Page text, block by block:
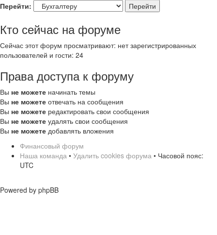
Перейти:
Кто сейчас на форуме
Сейчас этот форум просматривают: нет зарегистрированных
пользователей и гости: 24
Права доступа к форуму
Вы не можете начинать темы
Вы не можете отвечать на сообщения
Вы не можете редактировать свои сообщения
Вы не можете удалять свои сообщения
Вы не можете добавлять вложения
Финансовый форум
Наша команда • Удалить cookies форума • Часовой пояс:
UTC
Powered by phpBB